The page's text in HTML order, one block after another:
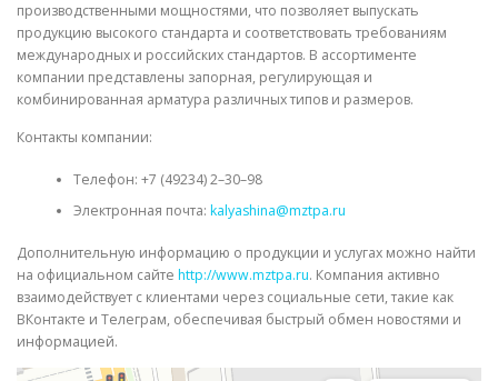
производственными мощностями, что позволяет выпускать
продукцию высокого стандарта и соответствовать требованиям
международных и российских стандартов. В ассортименте
компании представлены запорная, регулирующая и
комбинированная арматура различных типов и размеров.
Контакты компании:
Телефон: +7 (49234) 2–30–98
Электронная почта: kalyashina@mztpa.ru
Дополнительную информацию о продукции и услугах можно найти
на официальном сайте http://www.mztpa.ru. Компания активно
взаимодействует с клиентами через социальные сети, такие как
ВКонтакте и Телеграм, обеспечивая быстрый обмен новостями и
информацией.